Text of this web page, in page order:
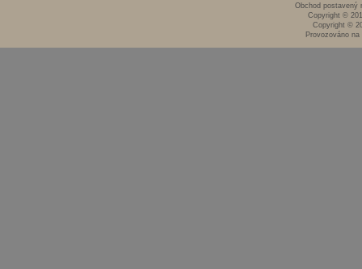
Obchod postavený
Copyright ©
Copyright ©
Provozováno